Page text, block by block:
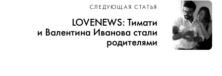
СЛЕДУЮЩАЯ СТАТЬЯ
LOVENEWS: Тимати
и Валентина Иванова стали
родителями